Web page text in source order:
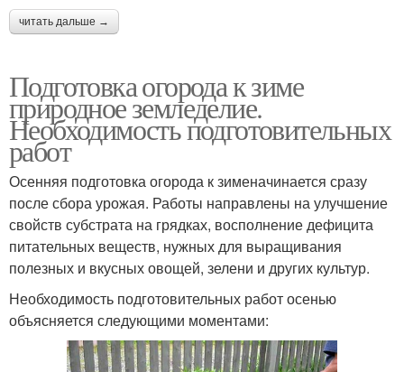
читать дальше →
Подготовка огорода к зиме
природное земледелие.
Необходимость подготовительных
работ
Осенняя подготовка огорода к зименачинается сразу
после сбора урожая. Работы направлены на улучшение
свойств субстрата на грядках, восполнение дефицита
питательных веществ, нужных для выращивания
полезных и вкусных овощей, зелени и других культур.
Необходимость подготовительных работ осенью
объясняется следующими моментами: